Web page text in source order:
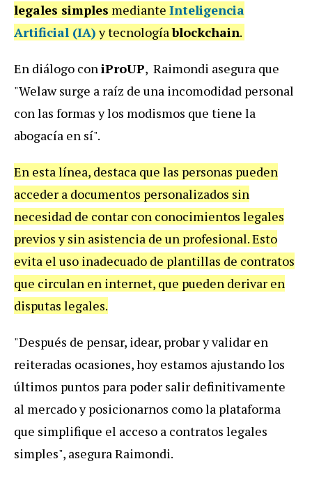
legales simples mediante Inteligencia
Artificial (IA)y tecnologíablockchain.
En diálogo coniProUP, Raimondi asegura que
"Welaw surge a raíz de una incomodidad personal
con las formas y los modismos que tiene la
abogacía en sí".
En esta línea, destaca que las personas pueden
acceder a documentos personalizados sin
necesidad de contar con conocimientos legales
previos y sin asistencia de un profesional. Esto
evita el uso inadecuado de plantillas de contratos
que circulan en internet, que pueden derivar en
disputas legales.
"Después de pensar, idear, probar y validar en
reiteradas ocasiones, hoy estamos ajustando los
últimos puntos para poder salir definitivamente
al mercado y posicionarnos como la plataforma
que simplifique el acceso a contratos legales
simples", asegura Raimondi.